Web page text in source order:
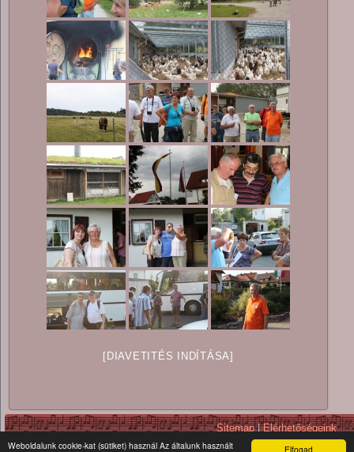
Elfogad
Weboldalunk cookie-kat (sütiket) használ Az általunk használt
[DIAVETITÉS INDÍTÁSA]
Sitemap|Elérhetőségeink
Copyright © 2026. All Rights